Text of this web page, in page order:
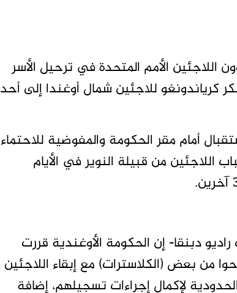
الأمم المتحدة في ترحيل الأسر
كرياندونغو للاجئين شمال أوغندا إلى أحد
أمام مقر الحكومة والمفوضية للاحتماء
من قبيلة النوير في الأيام
دبنقا- إن الحكومة الأوغندية قررت
من بعض (الكلاسترات) مع إبقاء اللاجئين
لإكمال إجراءات تسجيلهم، إضافة